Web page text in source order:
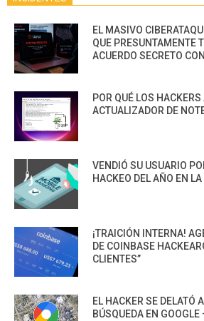
EL MASIVO
QUE PRESUNTAMENTE
ACUERDO SECRETO
POR QUÉ LOS
ACTUALIZADOR DE
VENDIÓ SU USUARIO
HACKEO DEL AÑO EN
¡TRAICIÓN INTERNA!
DE COINBASE
CLIENTES”
EL HACKER SE DELATÓ
BÚSQUEDA EN GOOGLE